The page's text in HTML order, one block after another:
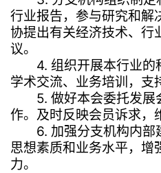
行业报告，参与研究和解
协提出有关经济技术、行
议。
4. 组织开展本行业的
学术交流、业务培训，支
5. 做好本会委托发展
作。及时反映会员诉求，
6. 加强分支机构内部
思想素质和业务水平，增
力。